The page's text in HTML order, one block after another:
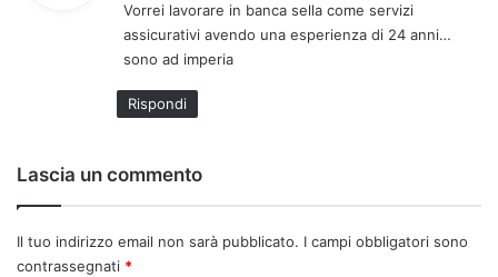
e
t
Vorrei lavorare in banca sella come servizi
assicurativi avendo una esperienza di 24 anni…
sono ad imperia
Rispondi
Lascia un commento
Il tuo indirizzo email non sarà pubblicato. I campi obbligatori sono
contrassegnati *